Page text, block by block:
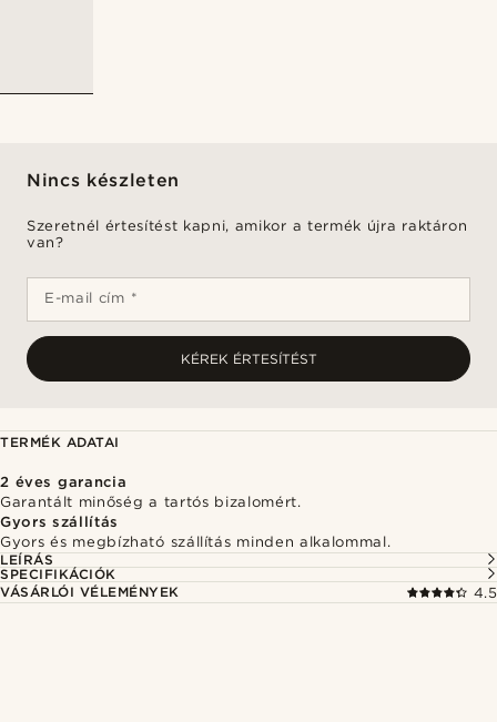
Nincs készleten
Szeretnél értesítést kapni, amikor a termék újra raktáron
van?
E-mail cím *
KÉREK ÉRTESÍTÉST
TERMÉK ADATAI
2 éves garancia
Garantált minőség a tartós bizalomért.
Gyors szállítás
Gyors és megbízható szállítás minden alkalommal.
LEÍRÁS
SPECIFIKÁCIÓK
VÁSÁRLÓI VÉLEMÉNYEK
4.5